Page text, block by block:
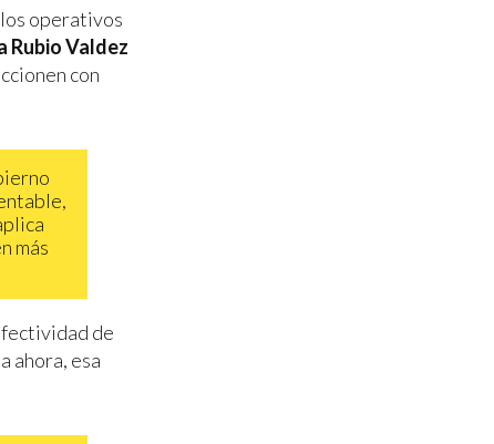
operativos
Rubio Valdez
con
más
de
ahora, esa